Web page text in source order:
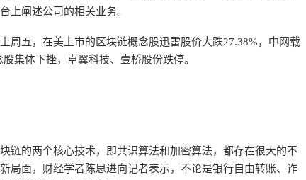
上阐述公司的相关业务。
周五，在美上市的区块链概念股迅雷股价大跌27.38%，中网载
集体下挫，卓翼科技、壹桥股份跌停。
链的两个核心技术，即共识算法和加密算法，都存在很大的不
局面，财经学者陈思进向记者表示，不论是银行自由转账、诈